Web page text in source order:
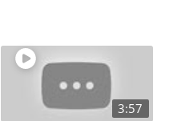
3:57